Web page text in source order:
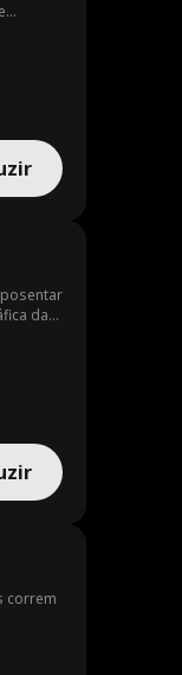
da
correm